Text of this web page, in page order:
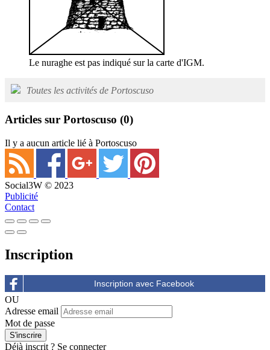
Le nuraghe est pas indiqué sur la carte d'IGM.
Toutes les activités de Portoscuso
Articles sur Portoscuso (0)
Il y a aucun article lié à Portoscuso
Social3W © 2023
Publicité
Contact
Inscription
OU
Adresse email
Mot de passe
Déjà inscrit ? Se connecter